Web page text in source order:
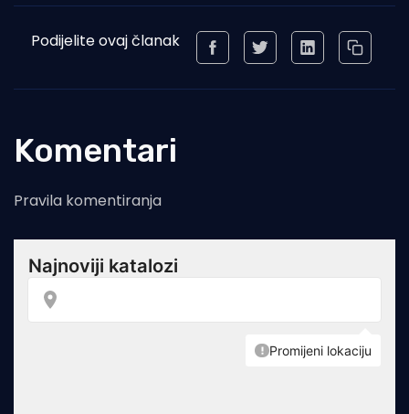
Podijelite ovaj članak
Komentari
Pravila komentiranja